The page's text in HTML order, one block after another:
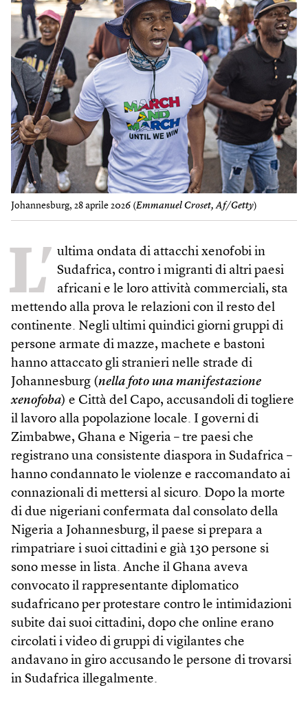
Johannesburg, 28 aprile 2026 (Emmanuel Croset, Af/Getty)
L’ ultima ondata di attacchi xenofobi in
Sudafrica, contro i migranti di altri paesi
africani e le loro attività commerciali, sta
mettendo alla prova le relazioni con il resto del
continente. Negli ultimi quindici giorni gruppi di
persone armate di mazze, machete e bastoni
hanno attaccato gli stranieri nelle strade di
Johannesburg (nella foto una manifestazione
xenofoba) e Città del Capo, accusandoli di togliere
il lavoro alla popolazione locale. I governi di
Zimbabwe, Ghana e Nigeria – tre paesi che
registrano una consistente diaspora in Sudafrica –
hanno condannato le violenze e raccomandato ai
connazionali di mettersi al sicuro. Dopo la morte
di due nigeriani confermata dal consolato della
Nigeria a Johannesburg, il paese si prepara a
rimpatriare i suoi cittadini e già 130 persone si
sono messe in lista. Anche il Ghana aveva
convocato il rappresentante diplomatico
sudafricano per protestare contro le intimidazioni
subite dai suoi cittadini, dopo che online erano
circolati i video di gruppi di vigilantes che
andavano in giro accusando le persone di trovarsi
in Sudafrica illegalmente.